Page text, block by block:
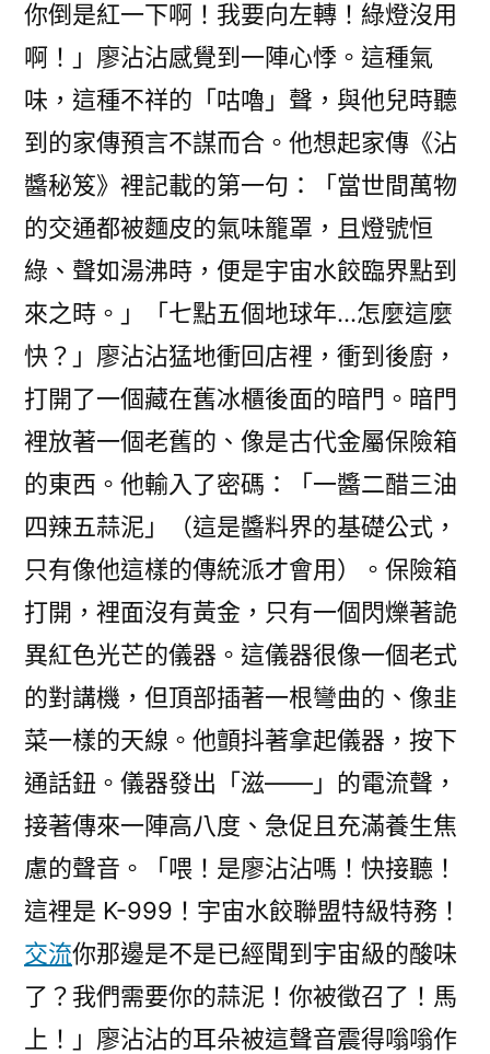
你倒是紅一下啊！我要向左轉！綠燈沒用
啊！」廖沾沾感覺到一陣心悸。這種氣
味，這種不祥的「咕嚕」聲，與他兒時聽
到的家傳預言不謀而合。他想起家傳《沾
醬秘笈》裡記載的第一句：「當世間萬物
的交通都被麵皮的氣味籠罩，且燈號恒
綠、聲如湯沸時，便是宇宙水餃臨界點到
來之時。」「七點五個地球年…怎麼這麼
快？」廖沾沾猛地衝回店裡，衝到後廚，
打開了一個藏在舊冰櫃後面的暗門。暗門
裡放著一個老舊的、像是古代金屬保險箱
的東西。他輸入了密碼：「一醬二醋三油
四辣五蒜泥」（這是醬料界的基礎公式，
只有像他這樣的傳統派才會用）。保險箱
打開，裡面沒有黃金，只有一個閃爍著詭
異紅色光芒的儀器。這儀器很像一個老式
的對講機，但頂部插著一根彎曲的、像韭
菜一樣的天線。他顫抖著拿起儀器，按下
通話鈕。儀器發出「滋——」的電流聲，
接著傳來一陣高八度、急促且充滿養生焦
慮的聲音。「喂！是廖沾沾嗎！快接聽！
這裡是 K-999！宇宙水餃聯盟特級特務！
交流你那邊是不是已經聞到宇宙級的酸味
了？我們需要你的蒜泥！你被徵召了！馬
上！」廖沾沾的耳朵被這聲音震得嗡嗡作